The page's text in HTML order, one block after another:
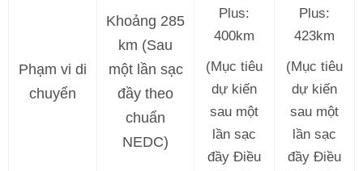
Phạm vi di
chuyển
Khoảng 285
km (Sau
một lần sạc
đầy theo
chuẩn
NEDC)
Plus:
400km
(Mục tiêu
dự kiến
sau một
lần sạc
đầy Điều
Plus:
423km
(Mục tiêu
dự kiến
sau một
lần sạc
đầy Điều